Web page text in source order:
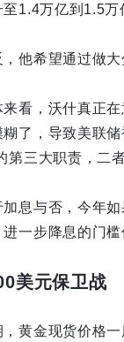
至1.4万亿到1.5万
，他希望通过做
来看，沃什真正
糊了，导致美联
第三大职责，二
加息与否，今年
进一步降息的门槛
美元保卫战
，黄金现货价格